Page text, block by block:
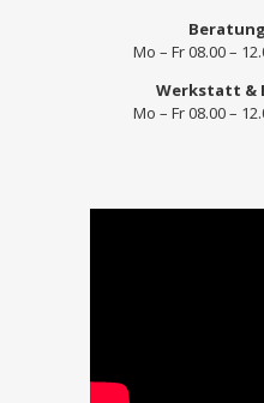
Mo – Fr 08.00 –
Werkstatt &
Mo – Fr 08.00 –